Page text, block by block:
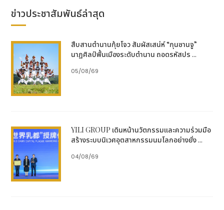
เฉิ่นหยางเมืองแห่งการพักผ่อน: ดื่มด่ำความสุขที่ผลิบาน
นครเฉิ่นหยางเตรียมกระตุ้นบรรยากาศการจับจ่ายให้คึกคัก
ทั่วทุกย่านการค้าและห้างสรรพสินค้า ด้วยแคมเปญลดแลก
แจกแถม ตลาดนัดสุดชิค และกิจกรรมชอปปิงในบรรยากาศ
เทศกาลที่หาที่ไหนไม่ได้ พบกับกิจกรรมที่น่าสนใจมากมาย
อาทิ งานมหกรรมวัฒนธรรมการแพทย์แผนจีน งานปาร์ตี้
มาสัมผัสความรื่นเริงของฤดูใบไม้ผลิ และค้นพบสีสันความ
สนุกที่หลากหลายของเฉิ่นหยางไปพร้อม ๆ กัน
ปักหมุด 10 อีเวนต์ไฮไลต์ มอบความสุขต่อเนื่องไม่มีสะดุด
ฤดูใบไม้ผลินี้ เฉิ่นหยางจัดเต็มด้วย 10 กิจกรรมเรือธงที่คัด
ข่าวประชาสัมพันธ์ล่าสุด
สืบสานตำนานกุ้ยโจว สัมผัสเสน่ห์ “กุนซานจู”
นาฏศิลป์พื้นเมืองระดับตำนาน ถอดรหัสปร ...
05/08/69
YILI GROUP เดินหน้านวัตกรรมและความร่วมมือ
สร้างระบบนิเวศอุตสาหกรรมนมโลกอย่างยั่ง ...
04/08/69